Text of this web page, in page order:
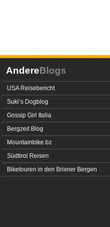
AndereBlogs
USA Reisebericht
Suki’s Dogblog
Gossip Girl Italia
Bergzeit Blog
Mountainbike.bz
Südtirol Reisen
Biketouren in den Brixner Bergen